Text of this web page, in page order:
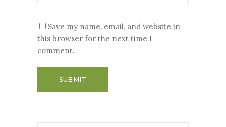
Save my name, email, and website in
this browser for the next time I
comment.